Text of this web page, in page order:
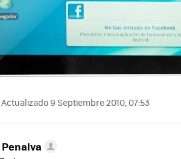
Actualizado 9 Septiembre 2010, 07:53